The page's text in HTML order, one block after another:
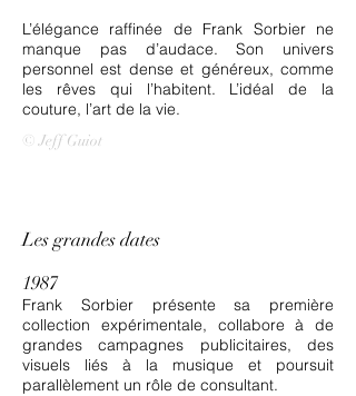
L’élégance raffinée de Frank Sorbier ne
manque pas d’audace. Son univers
personnel est dense et généreux, comme
les rêves qui l’habitent. L’idéal de la
couture, l’art de la vie.
© Jeff Guiot
Les grandes dates
1987
Frank Sorbier présente sa première
collection expérimentale, collabore à de
grandes campagnes publicitaires, des
visuels liés à la musique et poursuit
parallèlement un rôle de consultant.